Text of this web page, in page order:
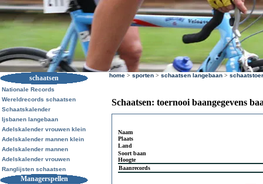
schaatsen
Nationale Records
Wereldrecords schaatsen
Schaatskalender
Ijsbanen langebaan
Adelskalender vrouwen klein
Adelskalender mannen klein
Adelskalender mannen
Adelskalender vrouwen
Ranglijsten schaatsen
Managerspellen
home > sporten > schaatsen langebaan >
Schaatsen: toernooi baangegevens
Naam
Plaats
Land
Soort baan
Hoogte
Baanrecords